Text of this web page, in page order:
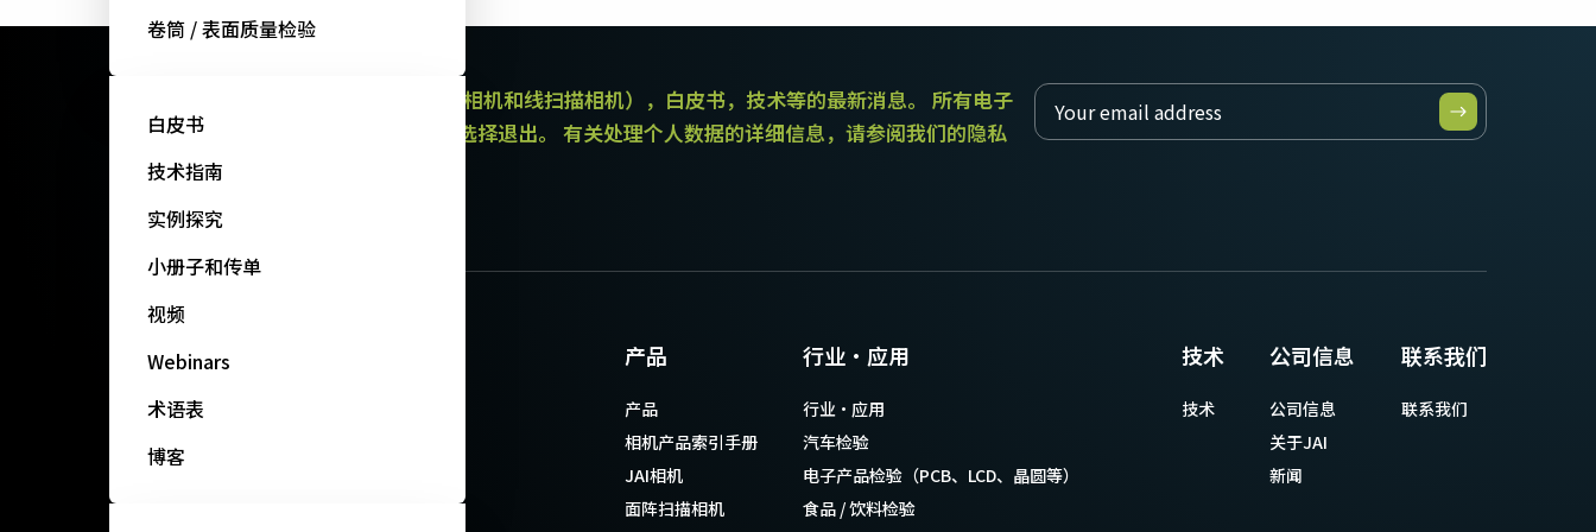
单传感器单色
单色CMOS传感器线阵扫描相机同时具备高
分辨率和超快的扫描速度。分辨率最高可
三线彩色
对于不需要JAI的棱镜技术提供的超高色彩
精确度的应用，三线相机可以提供出色的
波红外(SWIR)光线。该相机能够以SWIR光
了尖端的棱镜技术，可为线阵扫描彩色成
4传感器RGB+NIR（棱镜式）
4传感器线阵扫描相机设计用于同时捕获可
(NIR)光谱中的图像数据。
4传感器R-G-B + SWIR（棱镜
式）
4传感器机器视觉线阵扫描相机，可捕获可
见光谱中的RGB图像数据和短波红外波段
光谱中的图像数据。
卷筒 / 表面质量检验
白皮书
技术指南
实例探究
小册子和传单
视频
Webinars
术语表
博客
JAI的电子通讯提供有关产品（区域扫描相机和线扫描相机），白皮书，技术等的最新消息。 所有电子
通讯都包含取消订阅链接。 您可以随时选择退出。 有关处理个人数据的详细信息，请参阅我们的隐私
政策。
产品
产品
相机产品索引手册
JAI相机
面阵扫描相机
行业·应用
行业·应用
汽车检验
电子产品检验（PCB、LCD、晶圆等）
食品 / 饮料检验
技术
技术
公司信息
公司信息
关于JAI
新闻
联系我们
联系我们